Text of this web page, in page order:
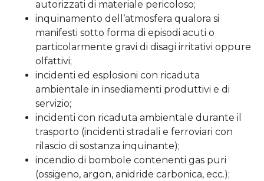
autorizzati di materiale pericoloso;
inquinamento dell’atmosfera qualora si
manifesti sotto forma di episodi acuti o
particolarmente gravi di disagi irritativi oppure
olfattivi;
incidenti ed esplosioni con ricaduta
ambientale in insediamenti produttivi e di
servizio;
incidenti con ricaduta ambientale durante il
trasporto (incidenti stradali e ferroviari con
rilascio di sostanza inquinante);
incendio di bombole contenenti gas puri
(ossigeno, argon, anidride carbonica, ecc.);